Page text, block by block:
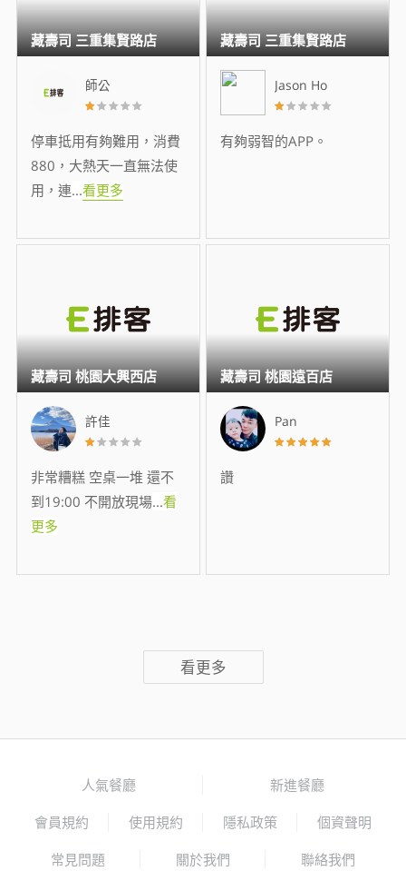
師公
停車抵用有夠難用，消費
880，大熱天一直無法使
用，連...看更多
藏壽司 三重集賢路店
Jason Ho
有夠弱智的APP。
藏壽司 三重集賢路店
許佳
非常糟糕 空桌一堆 還不
到19:00 不開放現場...看
更多
藏壽司 桃園大興西店
Pan
讚
藏壽司 桃園遠百店
看更多
人氣餐廳 新進餐廳
會員規約 使用規約 隱私政策 個資聲明
常見問題 關於我們 聯絡我們